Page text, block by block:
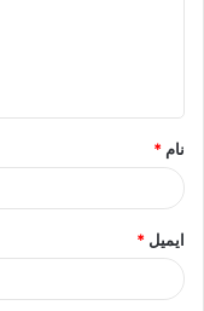
*
نام *
ایمیل *